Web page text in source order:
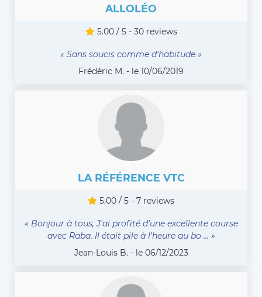
ALLOLÉO
5.00 / 5 - 30 reviews
« Sans soucis comme d'habitude »
Frédéric M. - le 10/06/2019
LA RÉFÉRENCE VTC
5.00 / 5 - 7 reviews
« Bonjour à tous, J'ai profité d'une excellente course
avec Raba. Il était pile à l'heure au bo ... »
Jean-Louis B. - le 06/12/2023